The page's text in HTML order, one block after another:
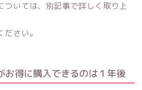
ついては、別記事で詳しく取り上
さい。
お得に購入できるのは１年後